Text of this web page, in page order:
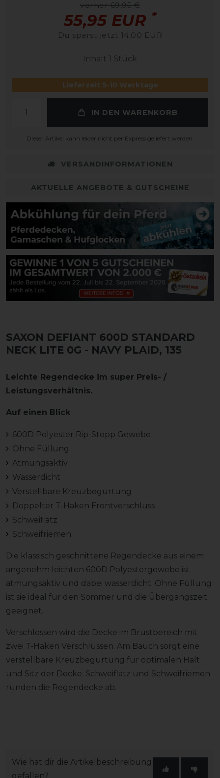
vorher 69,95 €
55,95 EUR *
Du sparst jetzt 14,00 EUR
Inhalt 1 Stück
Lieferzeit 5-10 Werktage
IN DEN WARENKORB
Dieser Artikel kann leider nicht per Express geliefert werden.
VERSANDINFORMATIONEN
AKTUELLE ANGEBOTE & GUTSCHEINE
SAXON DEFIANT 600D STANDARD
NECK LITE 0G - NAVY PLAID, 135
Leichte Regendecke im super Preis- /
Leistungsverhältnis.
Auf einen Blick
600D Polyester Rip-Stopp Gewebe
Ohne Füllung
Atmungsaktiv
Wasserdicht
Verstellbare Kreuzbegurtung
Doppelter T-Haken Frontverschluss
Schweiflatz
Schweifriemen
Die klassisch geschnittene Regendecke aus einem
angenehm leichten 600D Polyestergewebe ist
atmungsaktiv und dabei wasserdicht. Ohne Füllung
ist sie ideal für den Sommer und die Übergangszeit
geeignet.
Verschlossen wird die Decke im Brustbereich mit
zwei T-Haken Verschlüssen. Am Bauch sorgt eine
verstellbare Kreuzbegurtung für optimalen Halt
und Sitz der Decke. Schweiflatz und Schweifriemen
runden die Regendecke ab.
Wie hat dir die Artikelbeschreibung
gefallen?